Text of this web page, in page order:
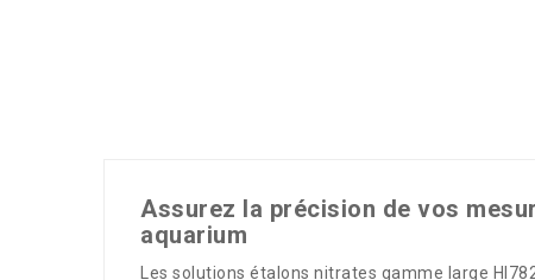
Assurez la précision de vos
aquarium
Les solutions étalons nitrates gamme large